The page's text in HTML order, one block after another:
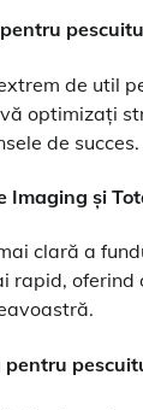
de util
optimizați
de succes.
Imaging și
clară a
rapid,